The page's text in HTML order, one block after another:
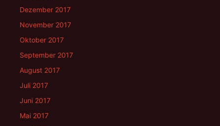
Dezember 2017
November 2017
Oktober 2017
September 2017
August 2017
Juli 2017
Juni 2017
Mai 2017